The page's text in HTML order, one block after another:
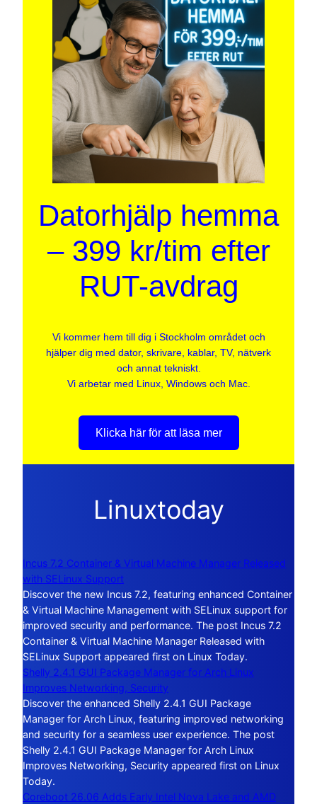
Datorhjälp hemma
– 399 kr/tim efter
RUT-avdrag
Vi kommer hem till dig i Stockholm området och
hjälper dig med dator, skrivare, kablar, TV, nätverk
och annat tekniskt.
Vi arbetar med Linux, Windows och Mac.
Klicka här för att läsa mer
Linuxtoday
Incus 7.2 Container & Virtual Machine Manager Released
with SELinux Support
Discover the new Incus 7.2, featuring enhanced Container
& Virtual Machine Management with SELinux support for
improved security and performance. The post Incus 7.2
Container & Virtual Machine Manager Released with
SELinux Support appeared first on Linux Today.
Shelly 2.4.1 GUI Package Manager for Arch Linux
Improves Networking, Security
Discover the enhanced Shelly 2.4.1 GUI Package
Manager for Arch Linux, featuring improved networking
and security for a seamless user experience. The post
Shelly 2.4.1 GUI Package Manager for Arch Linux
Improves Networking, Security appeared first on Linux
Today.
Coreboot 26.06 Adds Early Intel Nova Lake and AMD